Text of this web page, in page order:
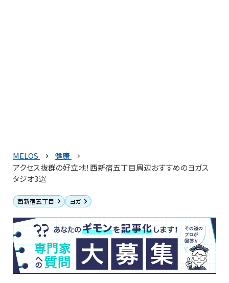
MELOS
健康
アクセス抜群の好立地！西新宿五丁目周辺おすすめのヨガス
タジオ3選
西新宿五丁目 ヨガ